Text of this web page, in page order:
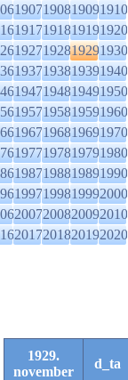
1907190819091910
1917191819191920
1927192819291930
1937193819391940
1947194819491950
1957195819591960
1967196819691970
1977197819791980
1987198819891990
1997199819992000
2007200820092010
2017201820192020
1929.
november
d_ta